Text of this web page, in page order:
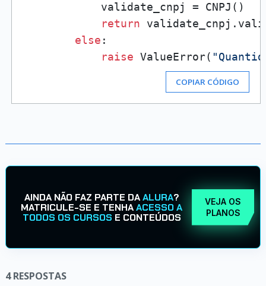
            validate_cnpj = CNPJ()
return
else :
raise ValueError(
COPIAR CÓDIGO
AINDA NÃO FAZ PARTE DAALURA?
MATRICULE-SE E TENHAACESSO A
TODOS OS CURSOS E CONTEÚDOS
VEJA OS
PLANOS
4RESPOSTAS